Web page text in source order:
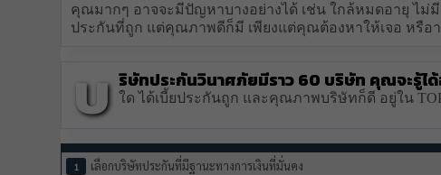
คุณมากๆ อาจจะมีปัญหาบางอย่างได้ เช่น ใกล้หมดอายุ ไ
ประกันที่ถูก แต่คุณภาพดีก็มี เพียงแต่คุณต้องหาให้เจอ หรือา
บ ริษัทประกันวินาศภัยมีราว 60 บริษัท คุณจะรู้ไ
ใด ได้เบี้ยประกันถูก และคุณภาพบริษัทก็ดี อยู่ใน
เลือกบริษัทประกันที่มีฐานะทางการเงินที่มั่นคง